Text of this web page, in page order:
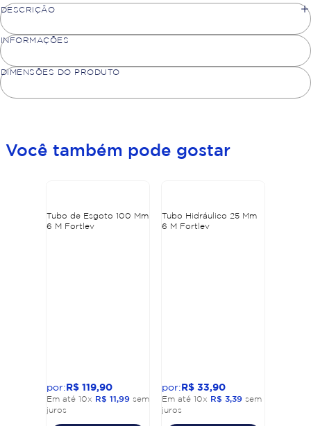
DESCRIÇÃO
INFORMAÇÕES
DIMENSÕES DO PRODUTO
Você também pode gostar
Tubo de Esgoto 100 Mm
6 M Fortlev
R$ 119,90
Em até 10x R$ 11,99 sem
juros
Tubo Hidráulico 25 Mm
6 M Fortlev
R$ 33,90
Em até 10x R$ 3,39 sem
juros